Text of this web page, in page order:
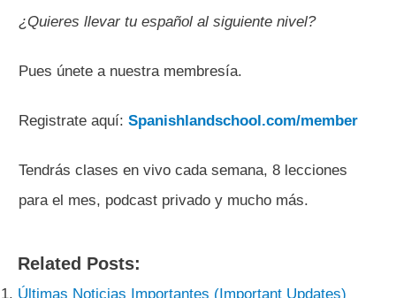
¿Quieres llevar tu español al siguiente nivel?
Pues únete a nuestra membresía.
Registrate aquí: Spanishlandschool.com/member
Tendrás clases en vivo cada semana, 8 lecciones
para el mes, podcast privado y mucho más.
Related Posts:
Últimas Noticias Importantes (Important Updates)